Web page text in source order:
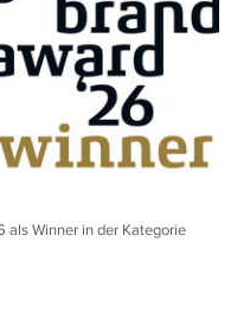
als Winner in der Kategorie